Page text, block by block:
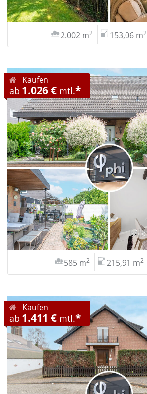
2.002 m2 153,06 m2
Kaufen
ab 1.026 € mtl.*
585 m2 215,91 m2
Kaufen
ab 1.411 € mtl.*